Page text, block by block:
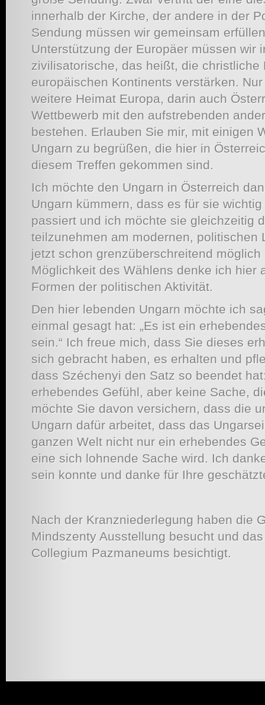
innerhalb der Kirche, der andere in der
Sendung müssen wir gemeinsam
Unterstützung der Europäer müssen wir
zivilisatorische, das heißt, die christliche
europäischen Kontinents verstärken.
weitere Heimat Europa, darin auch
Wettbewerb mit den aufstrebenden
bestehen. Erlauben Sie mir, mit einigen
Ungarn zu begrüßen, die hier in
diesem Treffen gekommen sind.
Ich möchte den Ungarn in Österreich
Ungarn kümmern, dass es für sie
passiert und ich möchte sie gleichzeitig
teilzunehmen am modernen, politischen
jetzt schon grenzüberschreitend möglich
Möglichkeit des Wählens denke ich hier
Formen der politischen Aktivität.
Den hier lebenden Ungarn möchte ich
einmal gesagt hat: „Es ist ein
sein.“ Ich freue mich, dass Sie dieses
sich gebracht haben, es erhalten und
dass Széchenyi den Satz so beendet
erhebendes Gefühl, aber keine Sache,
möchte Sie davon versichern, dass die
Ungarn dafür arbeitet, dass das
ganzen Welt nicht nur ein erhebendes
eine sich lohnende Sache wird. Ich
sein konnte und danke für Ihre
Nach der Kranzniederlegung haben die
Mindszenty Ausstellung besucht und
Collegium Pazmaneums besichtigt.